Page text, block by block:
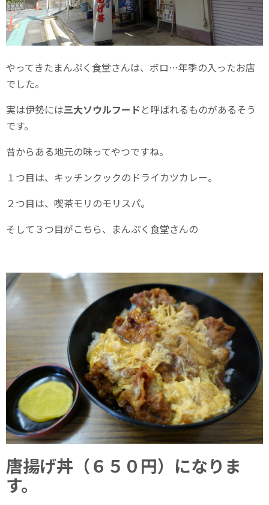
やってきたまんぷく食堂さんは、ボロ…年季の入ったお店
でした。
実は伊勢には三大ソウルフードと呼ばれるものがあるそう
です。
昔からある地元の味ってやつですね。
１つ目は、キッチンクックのドライカツカレー。
２つ目は、喫茶モリのモリスパ。
そして３つ目がこちら、まんぷく食堂さんの
唐揚げ丼（６５０円）になりま
す。